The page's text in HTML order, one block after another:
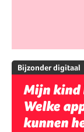
Bijzonder digitaal
Mijn kind
Welke
kunnen